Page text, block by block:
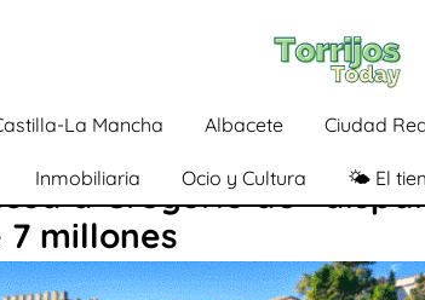
La Mancha Albacete Ciudad
Inmobiliaria Ocio y Cultura 🌤️ El
a Gregorio de
millones